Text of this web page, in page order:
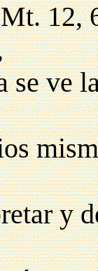
12,
se ve
y